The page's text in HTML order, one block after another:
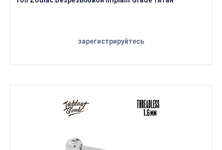
зарегистрируйтесь